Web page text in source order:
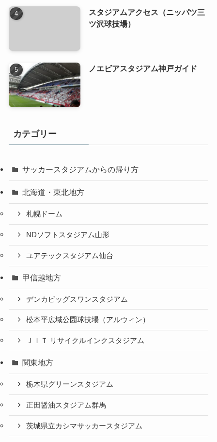
スタジアムアクセス（ニッパツ三
ツ沢球技場）
ノエビアスタジアム神戸ガイド
カテゴリー
サッカースタジアムからの帰り方
北海道・東北地方
札幌ドーム
NDソフトスタジアム山形
ユアテックスタジアム仙台
甲信越地方
デンカビッグスワンスタジアム
松本平広域公園球技場（アルウィン）
ＪＩＴ リサイクルインクスタジアム
関東地方
栃木県グリーンスタジアム
正田醤油スタジアム群馬
茨城県立カシマサッカースタジアム